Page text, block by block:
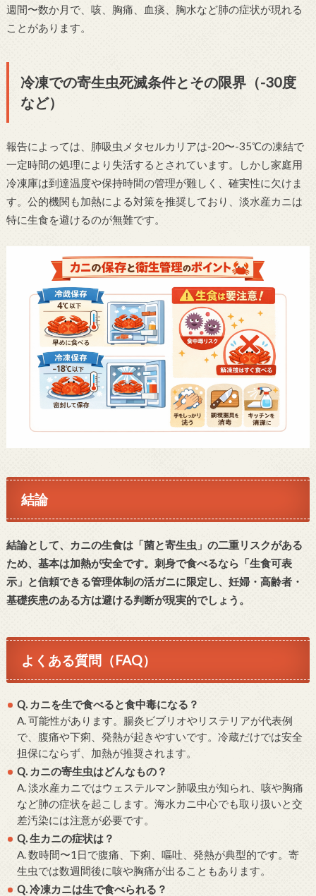
週間〜数か月で、咳、胸痛、血痰、胸水など肺の症状が現れる
ことがあります。
冷凍での寄生虫死滅条件とその限界（-30度
など）
報告によっては、肺吸虫メタセルカリアは-20〜-35℃の凍結で
一定時間の処理により失活するとされています。しかし家庭用
冷凍庫は到達温度や保持時間の管理が難しく、確実性に欠けま
す。公的機関も加熱による対策を推奨しており、淡水産カニは
特に生食を避けるのが無難です。
結論
結論として、カニの生食は「菌と寄生虫」の二重リスクがある
ため、基本は加熱が安全です。刺身で食べるなら「生食可表
示」と信頼できる管理体制の活ガニに限定し、妊婦・高齢者・
基礎疾患のある方は避ける判断が現実的でしょう。
よくある質問（FAQ）
Q. カニを生で食べると食中毒になる？
A. 可能性があります。腸炎ビブリオやリステリアが代表例
で、腹痛や下痢、発熱が起きやすいです。冷蔵だけでは安全
担保にならず、加熱が推奨されます。
Q. カニの寄生虫はどんなもの？
A. 淡水産カニではウェステルマン肺吸虫が知られ、咳や胸痛
など肺の症状を起こします。海水カニ中心でも取り扱いと交
差汚染には注意が必要です。
Q. 生カニの症状は？
A. 数時間〜1日で腹痛、下痢、嘔吐、発熱が典型的です。寄
生虫では数週間後に咳や胸痛が出ることもあります。
Q. 冷凍カニは生で食べられる？